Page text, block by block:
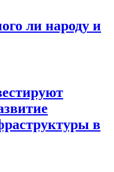
ли народу и
в